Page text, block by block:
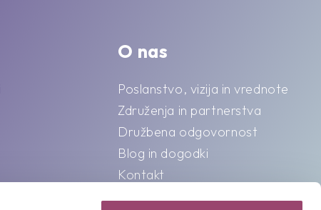
O nas
Poslanstvo, vizija in vrednote
Združenja in partnerstva
Družbena odgovornost
Blog in dogodki
Kontakt